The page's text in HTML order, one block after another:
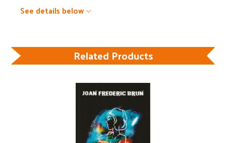
See details below
Related Products